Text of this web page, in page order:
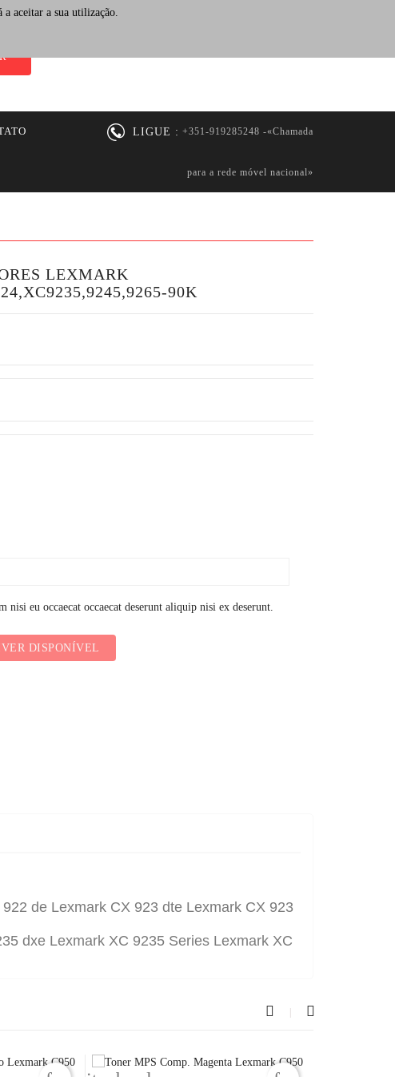
aceitar a sua utilização.
LIGUE : +351-919285248 -«Chamada
para a rede móvel nacional»
LEXMARK
90K
eu occaecat occaecat deserunt aliquip nisi ex deserunt.
DISPONÍVEL
de Lexmark CX 923 dte Lexmark CX 923
dxe Lexmark XC 9235 Series Lexmark XC